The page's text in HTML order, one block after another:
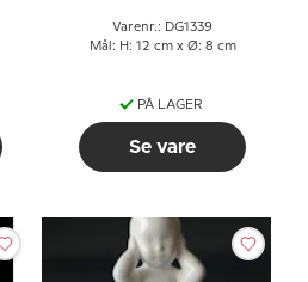
Varenr.: DG1339
Mål: H: 12 cm x Ø: 8 cm
PÅ LAGER
Se vare